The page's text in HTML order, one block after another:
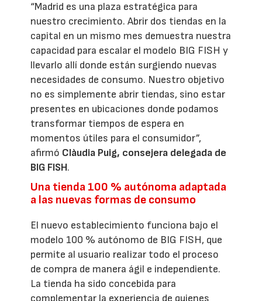
“Madrid es una plaza estratégica para
nuestro crecimiento. Abrir dos tiendas en la
capital en un mismo mes demuestra nuestra
capacidad para escalar el modelo BIG FISH y
llevarlo allí donde están surgiendo nuevas
necesidades de consumo. Nuestro objetivo
no es simplemente abrir tiendas, sino estar
presentes en ubicaciones donde podamos
transformar tiempos de espera en
momentos útiles para el consumidor”,
afirmó Clàudia Puig, consejera delegada de
BIG FISH.
Una tienda 100 % autónoma adaptada
a las nuevas formas de consumo
El nuevo establecimiento funciona bajo el
modelo 100 % autónomo de BIG FISH, que
permite al usuario realizar todo el proceso
de compra de manera ágil e independiente.
La tienda ha sido concebida para
complementar la experiencia de quienes